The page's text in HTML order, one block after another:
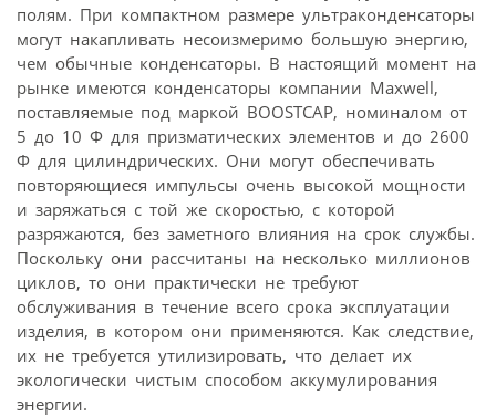
полям. При компактном размере ультраконденсаторы
могут накапливать несоизмеримо большую энергию,
чем обычные конденсаторы. В настоящий момент на
рынке имеются конденсаторы компании Maxwell,
поставляемые под маркой BOOSTCAP, номиналом от
5 до 10 Ф для призматических элементов и до 2600
Ф для цилиндрических. Они могут обеспечивать
повторяющиеся импульсы очень высокой мощности
и заряжаться с той же скоростью, с которой
разряжаются, без заметного влияния на срок службы.
Поскольку они рассчитаны на несколько миллионов
циклов, то они практически не требуют
обслуживания в течение всего срока эксплуатации
изделия, в котором они применяются. Как следствие,
их не требуется утилизировать, что делает их
экологически чистым способом аккумулирования
энергии.